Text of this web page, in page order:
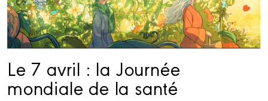
Le 7 avril : la Journée
mondiale de la santé